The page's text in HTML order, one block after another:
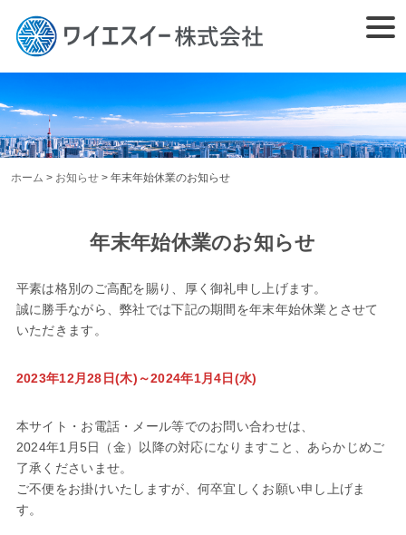
content
ホーム > お知らせ > 年末年始休業のお知らせ
年末年始休業のお知らせ
平素は格別のご高配を賜り、厚く御礼申し上げます。
誠に勝手ながら、弊社では下記の期間を年末年始休業とさせて
いただきます。
2023年12月28日(木)～2024年1月4日(水)
本サイト・お電話・メール等でのお問い合わせは、
2024年1月5日（金）以降の対応になりますこと、あらかじめご
了承くださいませ。
ご不便をお掛けいたしますが、何卒宜しくお願い申し上げま
す。